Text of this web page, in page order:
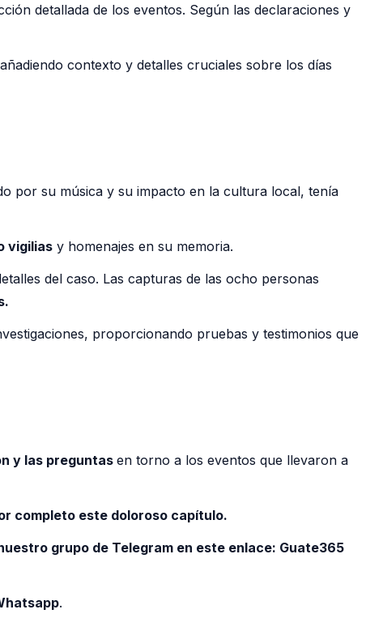
detallada de los eventos. Según las declaraciones y
contexto y detalles cruciales sobre los días
por su música y su impacto en la cultura local, tenía
vigilias y homenajes en su memoria.
del caso. Las capturas de las ocho personas
proporcionando pruebas y testimonios que
y las preguntasen torno a los eventos que llevaron a
completo este doloroso capítulo.
grupo de Telegram en este enlace: Guate365
.